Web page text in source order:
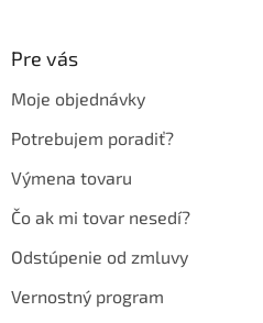
Pre vás
Moje objednávky
Potrebujem poradiť?
Výmena tovaru
Čo ak mi tovar nesedí?
Odstúpenie od zmluvy
Vernostný program